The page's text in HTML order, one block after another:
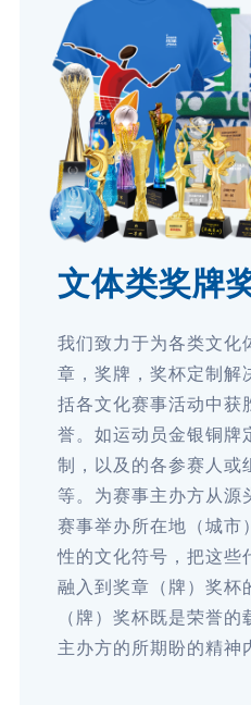
文体类奖牌
我们致力于为各类文化
章，奖牌，奖杯定制解
括各文化赛事活动中获
誉。如运动员金银铜牌
制，以及的各参赛人或
等。为赛事主办方从源
赛事举办所在地（城市
性的文化符号，把这些
融入到奖章（牌）奖杯
（牌）奖杯既是荣誉
主办方的所期盼的精神